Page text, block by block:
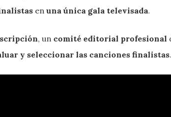
en una única gala televisada.
, un comité editorial profesional
y seleccionar las canciones finalistas.